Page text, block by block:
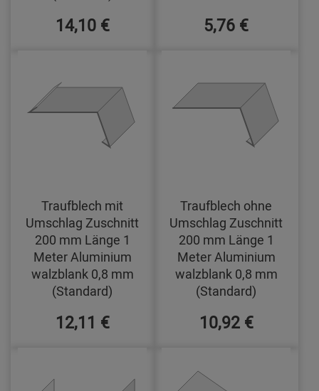
14,10 € 5,76 €
Traufblech mit
Umschlag Zuschnitt
200 mm Länge 1
Meter Aluminium
walzblank 0,8 mm
(Standard)
12,11 €
Traufblech ohne
Umschlag Zuschnitt
200 mm Länge 1
Meter Aluminium
walzblank 0,8 mm
(Standard)
10,92 €